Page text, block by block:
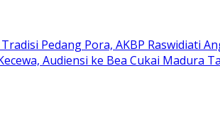
Pedang Pora, AKBP Raswidiati
Audiensi ke Bea Cukai Madura